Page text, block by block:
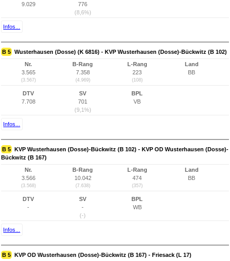
9.029
776
(8,6%)
Infos...
B 5 Wusterhausen (Dosse) (K 6816) - KVP Wusterhausen (Dosse)-Bückwitz (B 102)
Nr.
3.565
(3.567)
B-Rang
7.358
(4.969)
L-Rang
223
(108)
Land
BB
DTV
7.708
SV
701
(9,1%)
BPL
VB
Infos...
B 5 KVP Wusterhausen (Dosse)-Bückwitz (B 102) - KVP OD Wusterhausen (Dosse)-
Bückwitz (B 167)
Nr.
3.566
(3.568)
B-Rang
10.042
(7.638)
L-Rang
474
(357)
Land
BB
DTV
-
SV
-
(-)
BPL
WB
Infos...
B 5 KVP OD Wusterhausen (Dosse)-Bückwitz (B 167) - Friesack (L 17)